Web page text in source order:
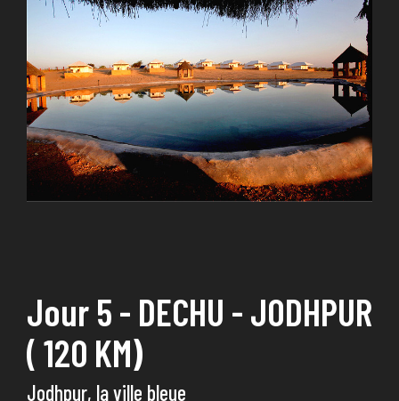
Jour 5 - DECHU - JODHPUR
( 120 KM)
Jodhpur, la ville bleue